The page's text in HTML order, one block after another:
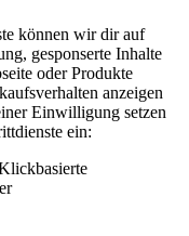
können wir dir auf
gesponserte Inhalte
oder Produkte
anzeigen
Einwilligung setzen
ein: